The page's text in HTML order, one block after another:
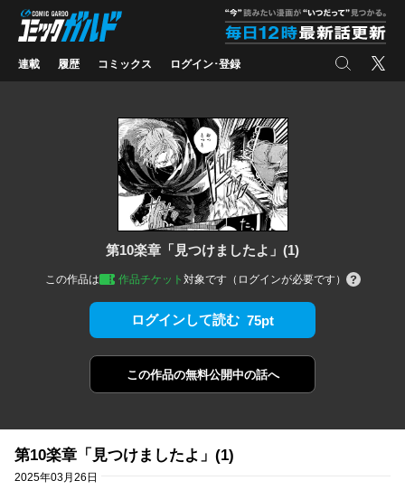
コミックガルド
連載 履歴 コミックス ログイン･登録 検索 X
第10楽章「見つけましたよ」(1)
この作品は 作品チケット 対象です（ログインが必要です）
ログインして読む 75pt
この作品の無料公開中の話へ
第10楽章「見つけましたよ」(1)
2025年03月26日